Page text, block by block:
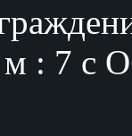
: 6 с